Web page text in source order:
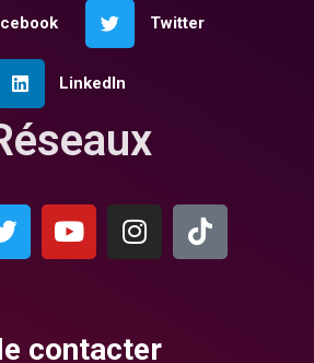
Twitter
LinkedIn
contacter